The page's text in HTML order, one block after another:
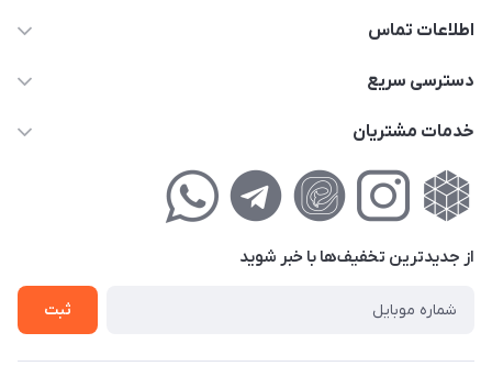
اطلاعات تماس
02177111474
کوچه گلریز 4 غربی ، پلاک 13
دسترسی سریع
حساب کاربری
لیست محصولات
خدمات مشتریان
راهنمای‌خرید‌آنلاین
حریم خصوصی
فروش‌اقساطی
از جدید‌ترین تخفیف‌ها با‌ خبر شوید
ثبت